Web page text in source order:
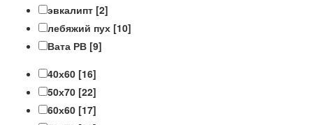
эвкалипт [2]
лебяжий пух [10]
Вата РВ [9]
40х60 [16]
50х70 [22]
60х60 [17]